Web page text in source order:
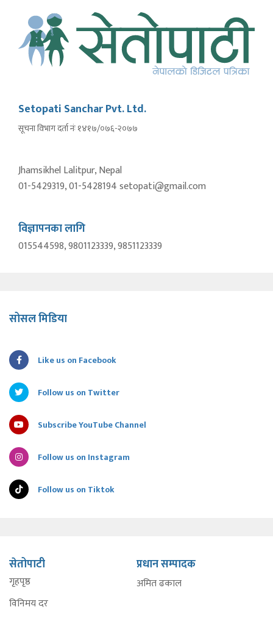
Setopati Sanchar Pvt. Ltd.
सूचना विभाग दर्ता नंः १४१७/०७६-२०७७
Jhamsikhel Lalitpur, Nepal
01-5429319, 01-5428194 setopati@gmail.com
विज्ञापनका लागि
015544598, 9801123339, 9851123339
सोसल मिडिया
Like us on Facebook
Follow us on Twitter
Subscribe YouTube Channel
Follow us on Instagram
Follow us on Tiktok
सेतोपाटी
गृहपृष्ठ
विनिमय दर
प्रधान सम्पादक
अमित ढकाल